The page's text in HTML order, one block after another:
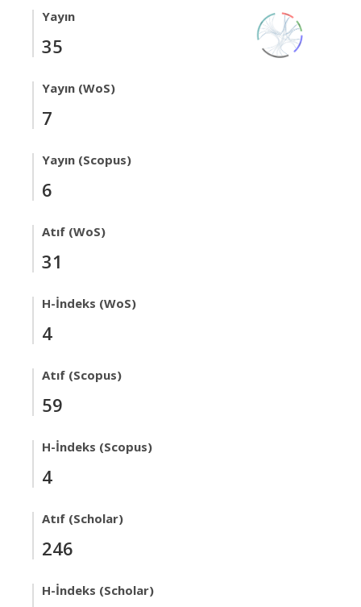
Yayın
35
Yayın (WoS)
7
Yayın (Scopus)
6
Atıf (WoS)
31
H-İndeks (WoS)
4
Atıf (Scopus)
59
H-İndeks (Scopus)
4
Atıf (Scholar)
246
H-İndeks (Scholar)